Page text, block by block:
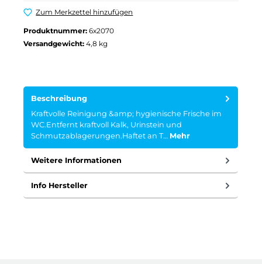
Zum Merkzettel hinzufügen
Produktnummer: 6x2070
Versandgewicht: 4,8 kg
Beschreibung
Kraftvolle Reinigung &amp; hygienische Frische im
WC.Entfernt kraftvoll Kalk, Urinstein und
Schmutzablagerungen.Haftet an T… Mehr
Weitere Informationen
Info Hersteller